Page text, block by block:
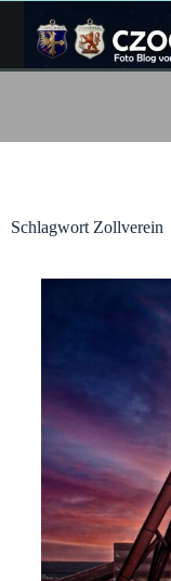
Inhalt
springen
Schlagwort Zollverein